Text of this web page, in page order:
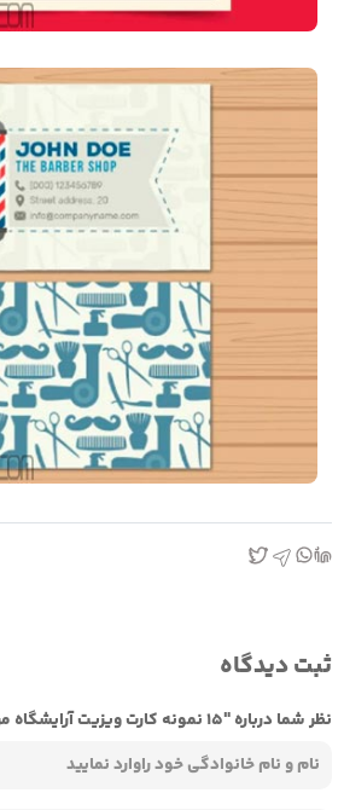
ثبت دیدگاه
نظر شما درباره "15 نمونه کارت ویزیت آرایشگاه مردانه " چیست؟